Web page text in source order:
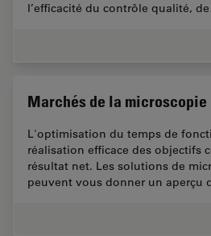
l’efficacité du contrôle qualité,
Marchés de la
L'optimisation du temps de
réalisation efficace des objectifs
résultat net. Les solutions de
peuvent vous donner un aperçu